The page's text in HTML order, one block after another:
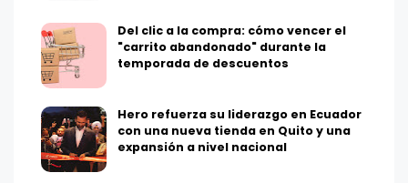
Del clic a la compra: cómo vencer el
"carrito abandonado" durante la
temporada de descuentos
Hero refuerza su liderazgo en Ecuador
con una nueva tienda en Quito y una
expansión a nivel nacional